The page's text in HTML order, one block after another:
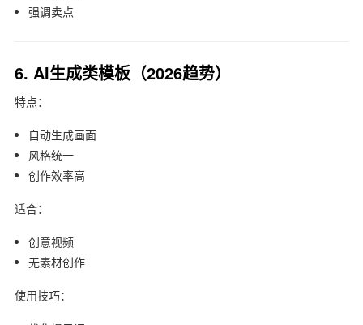
强调卖点
6. AI生成类模板（2026趋势）
特点：
自动生成画面
风格统一
创作效率高
适合：
创意视频
无素材创作
使用技巧：